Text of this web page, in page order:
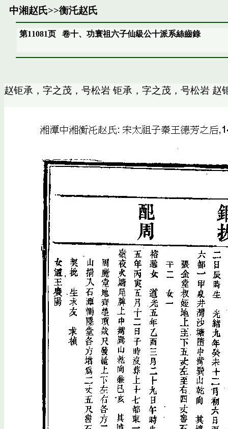
中湘赵氏>>衡汑赵氏
第11081页卷十、功寰祖六子仙級公十派系絲齒錄
赵钜承，字之茂，号松岩 钜承，字之茂，号松岩